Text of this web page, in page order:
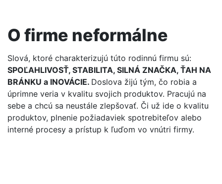
O firme neformálne
Slová, ktoré charakterizujú túto rodinnú firmu sú:
SPOĽAHLIVOSŤ, STABILITA, SILNÁ ZNAČKA, ŤAH NA
BRÁNKU a INOVÁCIE. Doslova žijú tým, čo robia a
úprimne veria v kvalitu svojich produktov. Pracujú na
sebe a chcú sa neustále zlepšovať. Či už ide o kvalitu
produktov, plnenie požiadaviek spotrebiteľov alebo
interné procesy a prístup k ľuďom vo vnútri firmy.